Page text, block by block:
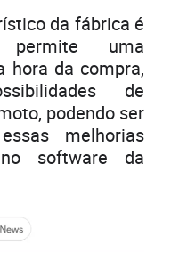
da fábrica é
uma
hora da compra,
de
podendo ser
melhorias
software da